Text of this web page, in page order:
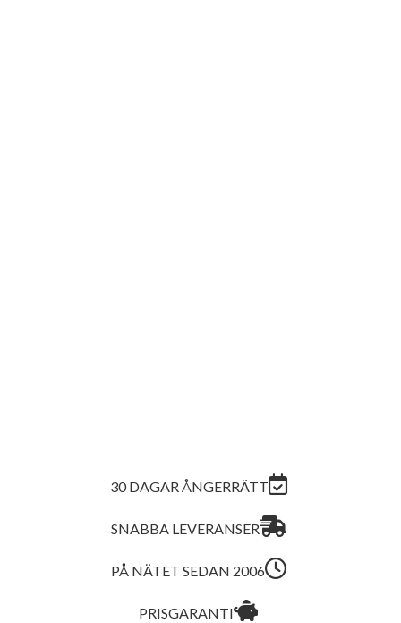
30 DAGAR ÅNGERRÄTT
SNABBA LEVERANSER
PÅ NÄTET SEDAN 2006
PRISGARANTI